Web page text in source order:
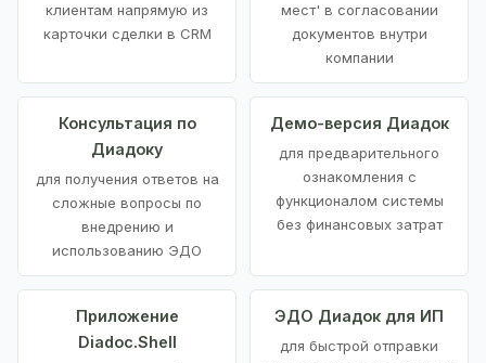
клиентам напрямую из
карточки сделки в CRM
мест' в согласовании
документов внутри
компании
Консультация по
Диадоку
для получения ответов на
сложные вопросы по
внедрению и
использованию ЭДО
Демо-версия Диадок
для предварительного
ознакомления с
функционалом системы
без финансовых затрат
Приложение
Diadoc.Shell
ЭДО Диадок для ИП
для быстрой отправки